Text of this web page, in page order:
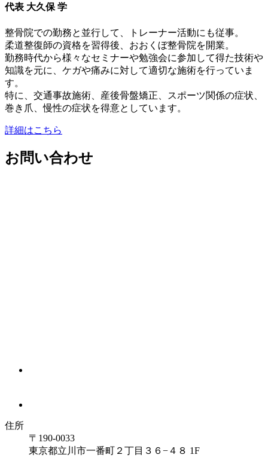
代表 大久保 学
整骨院での勤務と並行して、トレーナー活動にも従事。
柔道整復師の資格を習得後、おおくぼ整骨院を開業。
勤務時代から様々なセミナーや勉強会に参加して得た技術や
知識を元に、ケガや痛みに対して適切な施術を行っていま
す。
特に、交通事故施術、産後骨盤矯正、スポーツ関係の症状、
巻き爪、慢性の症状を得意としています。
詳細はこちら
お問い合わせ
住所
〒190-0033
東京都立川市一番町２丁目３６−４８ 1F